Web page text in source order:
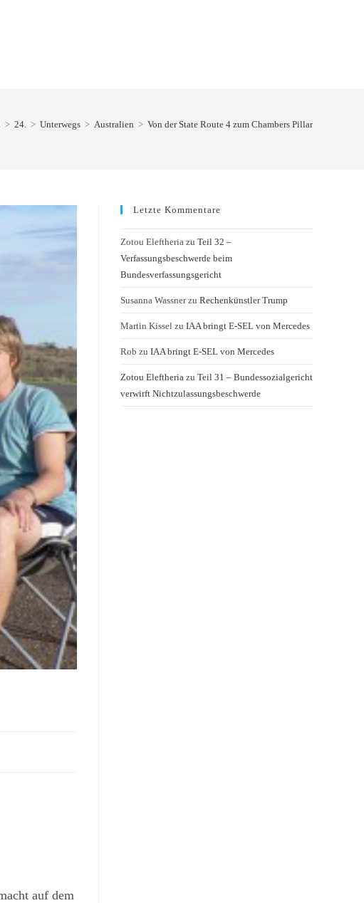
> 24. > Unterwegs > Australien > Von der State Route 4 zum Chambers Pillar
auf dem
Letzte Kommentare
Zotou Eleftheria zu Teil 32 –
Verfassungsbeschwerde beim
Bundesverfassungsgericht
Susanna Wassnerzu Rechenkünstler Trump
Martin Kissel zu IAA bringt E-SEL von Mercedes
Rob zu IAA bringt E-SEL von Mercedes
Zotou Eleftheria zu Teil 31 – Bundessozialgericht
verwirft Nichtzulassungsbeschwerde